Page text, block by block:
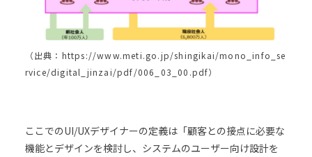
（出典：https://www.meti.go.jp/shingikai/mono_info_se
rvice/digital_jinzai/pdf/006_03_00.pdf）
ここでのUI/UXデザイナーの定義は「顧客との接点に必要な
機能とデザインを検討し、システムのユーザー向け設計を